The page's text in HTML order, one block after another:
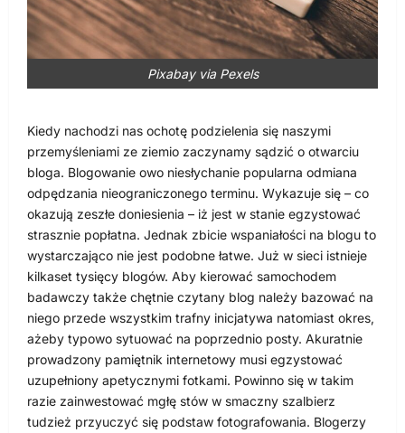
Pixabay via Pexels
Kiedy nachodzi nas ochotę podzielenia się naszymi
przemyśleniami ze ziemio zaczynamy sądzić o otwarciu
bloga. Blogowanie owo niesłychanie popularna odmiana
odpędzania nieograniczonego terminu. Wykazuje się – co
okazują zeszłe doniesienia – iż jest w stanie egzystować
strasznie popłatna. Jednak zbicie wspaniałości na blogu to
wystarczająco nie jest podobne łatwe. Już w sieci istnieje
kilkaset tysięcy blogów. Aby kierować samochodem
badawczy także chętnie czytany blog należy bazować na
niego przede wszystkim trafny inicjatywa natomiast okres,
ażeby typowo sytuować na poprzednio posty. Akuratnie
prowadzony pamiętnik internetowy musi egzystować
uzupełniony apetycznymi fotkami. Powinno się w takim
razie zainwestować mgłę stów w smaczny szalbierz
tudzież przyuczyć się podstaw fotografowania. Blogerzy